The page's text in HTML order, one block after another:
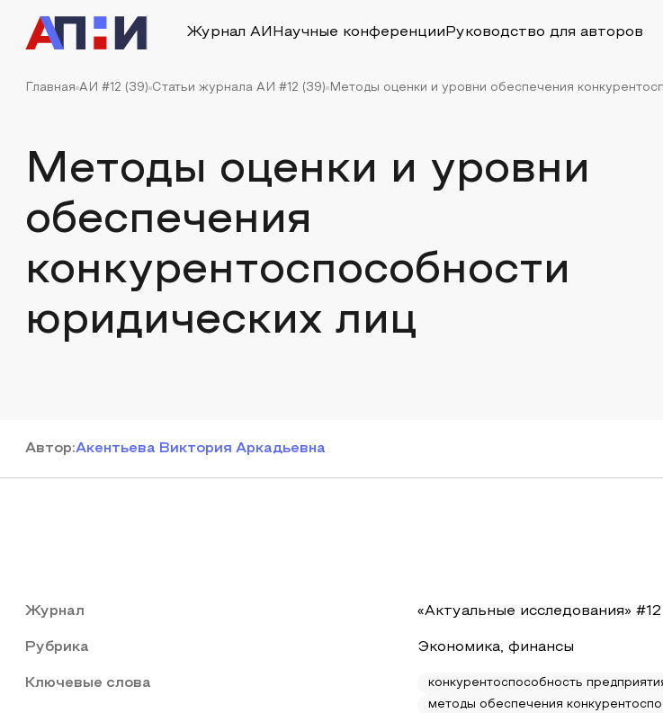
Журнал АИ Научные конференции Руководство для авторов
Главная АИ #12 (39) Статьи журнала АИ #12 (39) Методы оценки и уровни обеспечения
Методы оценки и уровни
обеспечения
конкурентоспособности
юридических лиц
Автор:Акентьева Виктория Аркадьевна
Журнал «Актуальные исследования»
Рубрика Экономика, финансы
Ключевые слова конкурентоспособность
методы обеспечения